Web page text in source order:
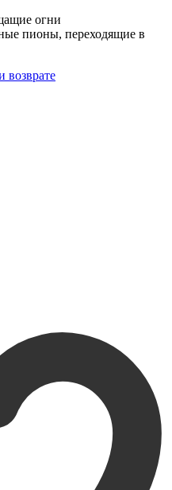
огни
пионы, переходящие в
возврате